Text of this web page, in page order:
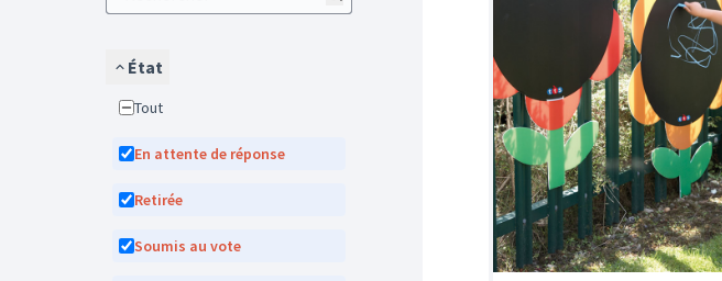
État
Tout
En attente de réponse
Retirée
Soumis au vote